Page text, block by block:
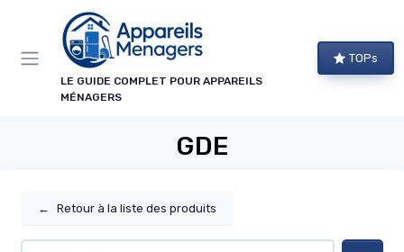
LE GUIDE COMPLET POUR APPAREILS
MÉNAGERS
TOPs
GDE
← Retour à la liste des produits
Panneau de gestion des cookies